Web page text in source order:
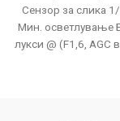
Сензор за слика
Мин. осветлување
лукси @ (F1,6, AGC